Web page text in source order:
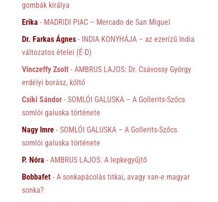
gombák királya
Erika - MADRIDI PIAC – Mercado de San Miguel
Dr. Farkas Ágnes- INDIA KONYHÁJA – az ezerízű India
változatos ételei (É-D)
Vinczeffy Zsolt- AMBRUS LAJOS: Dr. Csávossy György
erdélyi borász, költő
Csíki Sándor- SOMLÓI GALUSKA – A Gollerits-Szőcs
somlói galuska története
Nagy Imre- SOMLÓI GALUSKA – A Gollerits-Szőcs
somlói galuska története
P. Nóra - AMBRUS LAJOS: A lepkegyűjtő
Bobbafet- A sonkapácolás titkai, avagy van-e magyar
sonka?